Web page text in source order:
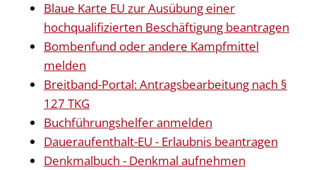
Blaue Karte EU zur Ausübung einer
hochqualifizierten Beschäftigung beantragen
Bombenfund oder andere Kampfmittel
melden
Breitband-Portal: Antragsbearbeitung nach §
127 TKG
Buchführungshelfer anmelden
Daueraufenthalt-EU - Erlaubnis beantragen
Denkmalbuch - Denkmal aufnehmen